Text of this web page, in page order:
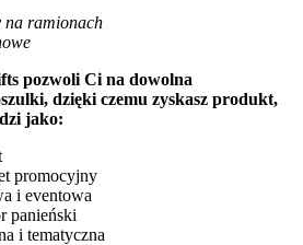
na ramionach
pozwoli Ci na dowolna
dzięki czemu zyskasz produkt,
jako:
promocyjny
i eventowa
panieński
i tematyczna